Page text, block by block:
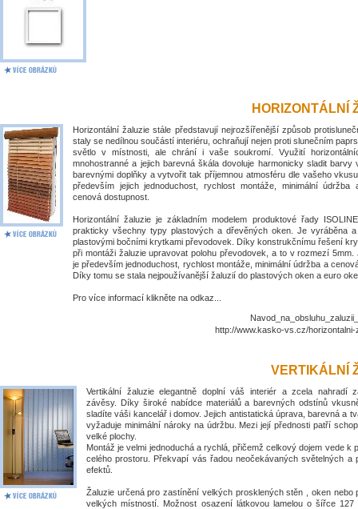
HORIZONTÁLNÍ
Horizontální žaluzie stále představují nejrozšířenější způsob
staly se nedílnou součástí interiéru, ochraňují nejen proti slunečním
světlo v místnosti, ale chrání i vaše soukromí. Využití
mnohostranné a jejich barevná škála dovoluje harmonicky sladit barvy
barevnými doplňky a vytvořit tak příjemnou atmosféru dle vašeho
především jejich jednoduchost, rychlost montáže, minimální údržba
cenová dostupnost.
Horizontální žaluzie je základním modelem produktové řady
prakticky všechny typy plastových a dřevěných oken. Je vyráběna
plastovými bočními krytkami převodovek. Díky konstrukčnímu řešení
při montáži žaluzie upravovat polohu převodovek, a to v rozmezí 5mm.
je především jednoduchost, rychlost montáže, minimální údržba a
Díky tomu se stala nejpoužívanější žaluzií do plastových oken a euro
Pro více informací klikněte na odkaz...
http://www.kasko-vs.cz/horizontalni-
VERTIKÁLNÍ
Vertikální žaluzie elegantně doplní váš interiér a zcela nahradí
závěsy. Díky široké nabídce materiálů a barevných odstínů
sladíte váši kancelář i domov. Jejich antistatická úprava, barevná a
vyžaduje minimální nároky na údržbu. Mezi její přednosti patří
velké plochy.
Montáž je velmi jednoduchá a rychlá, přičemž celkový dojem vede k
celého prostoru. Překvapí vás řadou neočekávaných světelných a
efektů.
Žaluzie určená pro zastínění velkých prosklených stěn , oken nebo
velkých místností. Možnost osazení látkovou lamelou o šířce 127